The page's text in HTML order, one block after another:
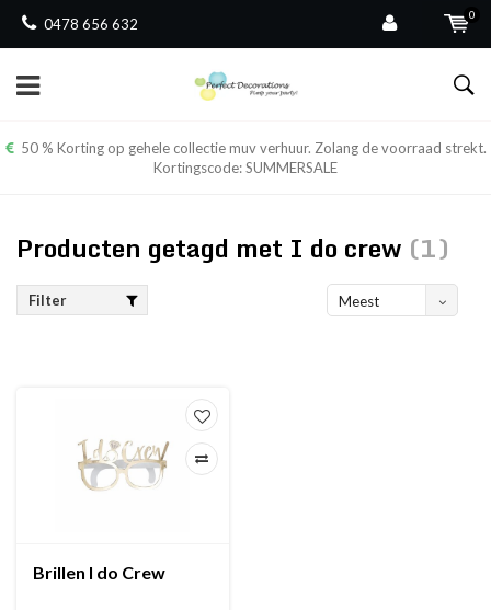
0478 656 632
0
50 % Korting op gehele collectie muv verhuur. Zolang de voorraad strekt.
Kortingscode: SUMMERSALE
Producten getagd met I do crew (1)
Filter
Meest
Brillen I do Crew